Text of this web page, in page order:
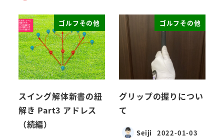
ゴルフその他
スイング解体新書の紐
解き Part3 アドレス
（続編）
ゴルフその他
グリップの握りについ
て
Seiji 2022-01-03